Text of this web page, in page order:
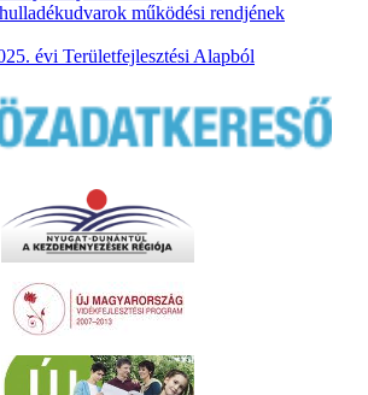
működési rendjének
évi Területfejlesztési Alapból